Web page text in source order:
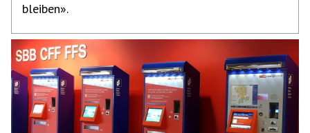
bleiben».